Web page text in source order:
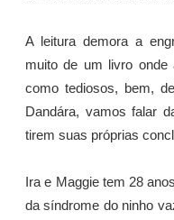
A leitura demora a
muito de um livro onde
como tediosos, bem,
Dandára, vamos falar
tirem suas próprias
Ira e Maggie tem 28
da síndrome do ninho